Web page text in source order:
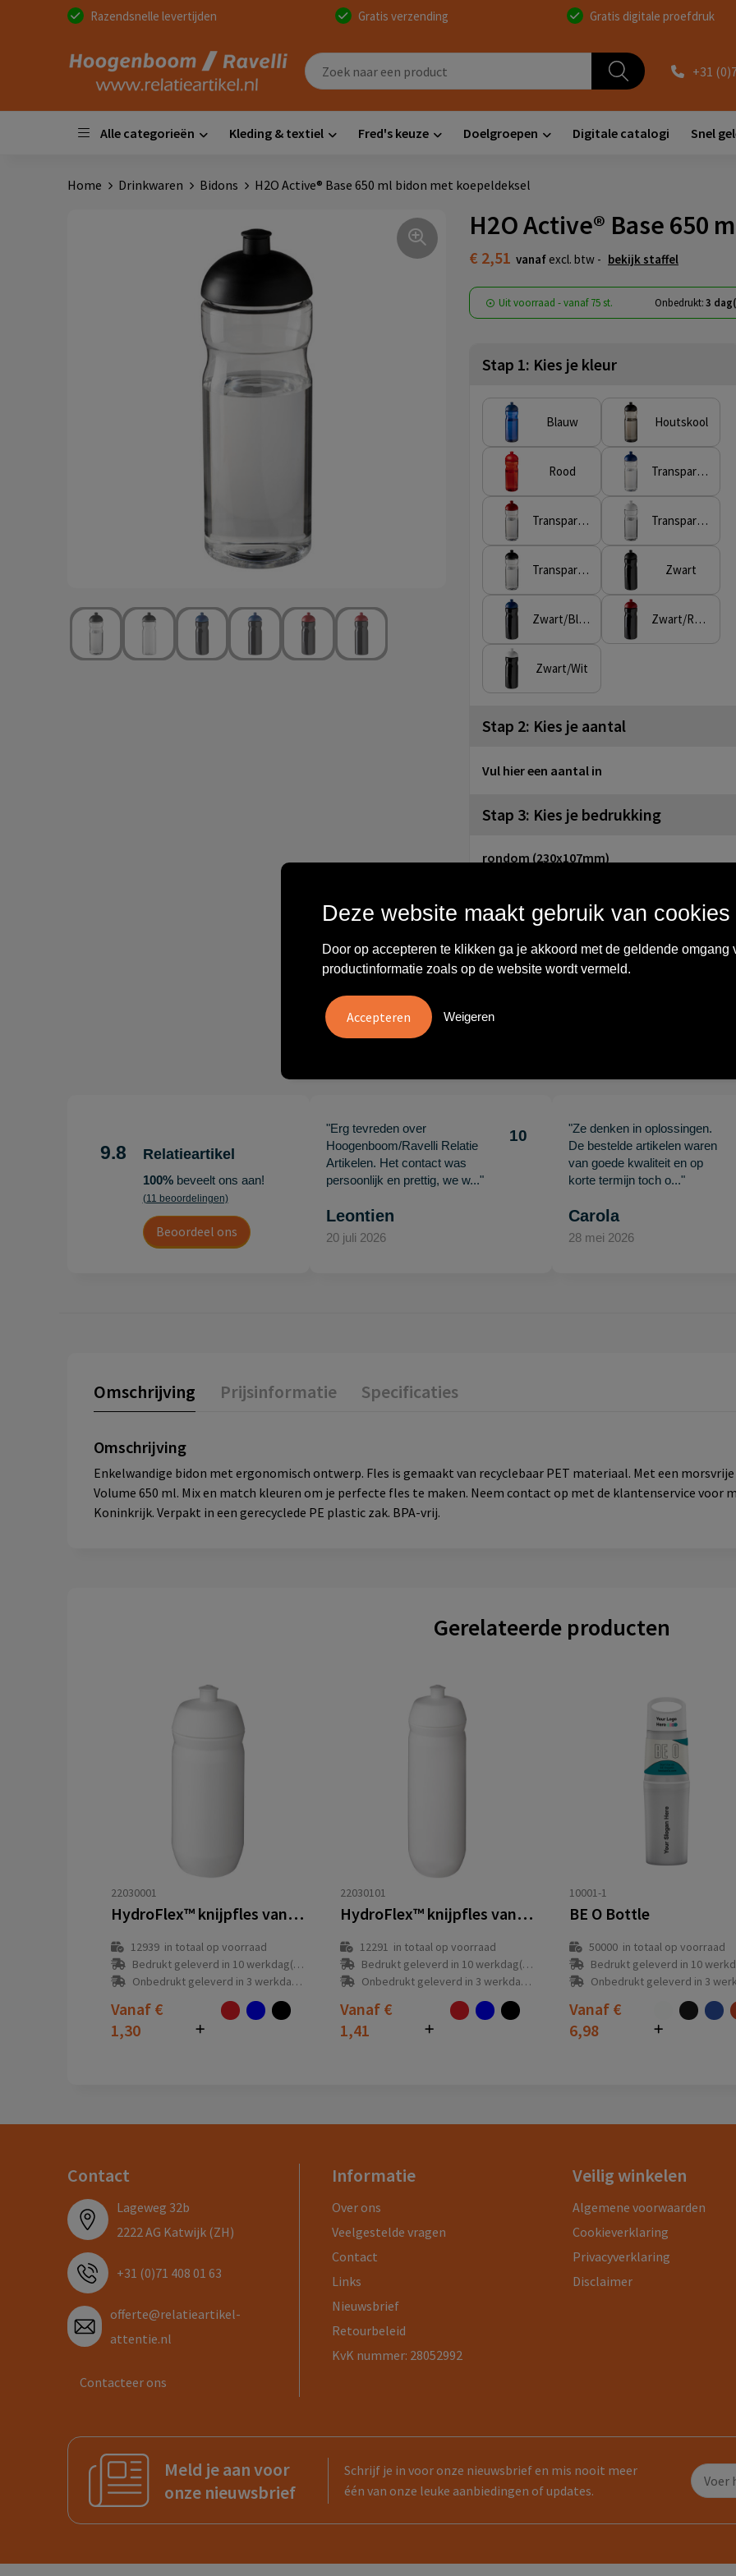
Razendsnelle levertijden Gratis verzending Gratis digitale proefdruk
+31
Alle categorieën Kleding & textiel Fred's keuze Doelgroepen Digitale catalogi Snel
Home Drinkwaren Bidons H2O Active® Base 650 ml bidon met koepeldeksel
H2O Active® Base 650
€ 2,51 vanaf excl. btw - bekijk staffel
Uit voorraad -vanaf75 st. Onbedrukt:3
Stap 1: Kies je kleur
Blauw Houtskool
Rood Transparent/Blauw
Transparent/Rood Transparent/Wit
Transparent/Zwart Zwart
Zwart/Blauw Zwart/Rood
Zwart/Wit
Stap 2: Kies je aantal
Vul hier een aantal in
Stap 3: Kies je bedrukking
rondom (230x107mm)
rondom (210x75mm)
Onbewerkt
1
2
3
9.8 Relatieartikel
100%beveelt ons aan!
(11 beoordelingen)
Beoordeel ons
"Erg tevreden over
Hoogenboom/Ravelli Relatie
Artikelen. Het contact was
persoonlijk en prettig, we w..."
10
Leontien
20 juli 2026
"Ze denken in oplossingen.
De bestelde artikelen waren
van goede kwaliteit en op
korte termijn toch o..."
Carola
28 mei 2026
Omschrijving Prijsinformatie Specificaties
Omschrijving
Enkelwandige bidon met ergonomisch ontwerp. Fles is gemaakt van recyclebaar PET materiaal. Met een
Volume 650 ml. Mix en match kleuren om je perfecte fles te maken. Neem contact op met de klantenservice voor
Koninkrijk. Verpakt in een gerecyclede PE plastic zak. BPA-vrij.
Gerelateerde producten
22030001
HydroFlex™ knijpfles van 500 ml
12939in totaal op voorraad
Bedrukt geleverd in 10 werkdag(en)
Onbedrukt geleverd in 3 werkdag(en)
Vanaf €
1,30
22030101
HydroFlex™ knijpfles van 750 ml
12291 in totaal op voorraad
Bedrukt geleverd in 10 werkdag(en)
Onbedrukt geleverd in 3 werkdag(en)
Vanaf €
1,41
10001-1
BE O Bottle
50000 in totaal op voorraad
Bedrukt geleverd in 10
Onbedrukt geleverd in 3
Vanaf €
6,98
Contact
Lageweg 32b
2222 AG Katwijk (ZH)
+31 (0)71 408 01 63
offerte@relatieartikel-
attentie.nl
Contacteer ons
Informatie
Over ons
Veelgestelde vragen
Contact
Links
Nieuwsbrief
Retourbeleid
KvK nummer: 28052992
Veilig winkelen
Algemene voorwaarden
Cookieverklaring
Privacyverklaring
Disclaimer
Meld je aan voor
onze nieuwsbrief
Schrijf je in voor onze nieuwsbrief en mis nooit meer
één van onze leuke aanbiedingen of updates.
Deze website maakt gebruik van cookies
Door op accepteren te klikken ga je akkoord met de geldende omgang
productinformatie zoals op de website wordt vermeld.
Weigeren